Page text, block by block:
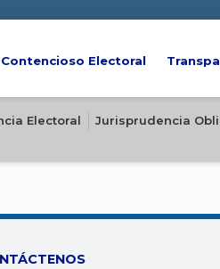
Electoral
Electoral
Jurisprudencia